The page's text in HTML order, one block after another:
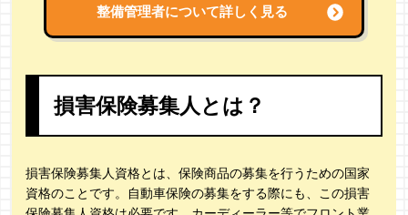
整備管理者について詳しく見る
損害保険募集人とは？
損害保険募集人資格とは、保険商品の募集を行うための国家
資格のことです。自動車保険の募集をする際にも、この損害